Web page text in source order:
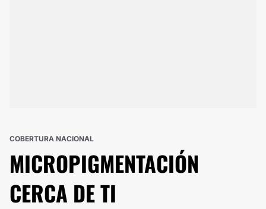
COBERTURA NACIONAL
MICROPIGMENTACIÓN
CERCA DE TI